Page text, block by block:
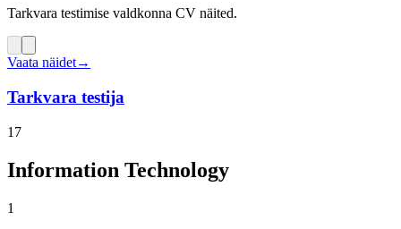
Tarkvara testimise valdkonna CV näited.
Vaata näidet→
Tarkvara testija
17
Information Technology
1